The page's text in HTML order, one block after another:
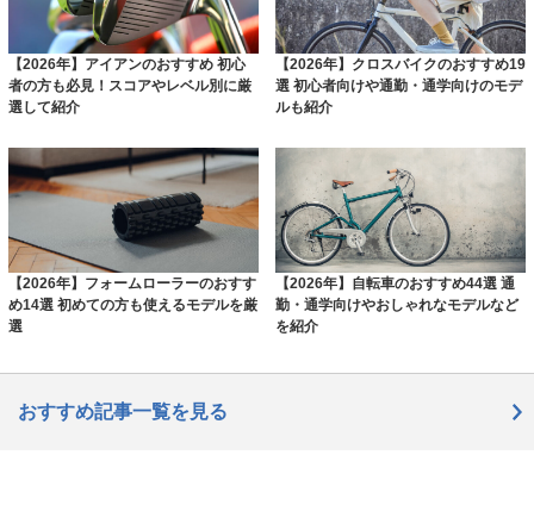
【2026年】アイアンのおすすめ 初心
者の方も必見！スコアやレベル別に厳
選して紹介
【2026年】クロスバイクのおすすめ19
選 初心者向けや通勤・通学向けのモデ
ルも紹介
【2026年】フォームローラーのおすす
め14選 初めての方も使えるモデルを厳
選
【2026年】自転車のおすすめ44選 通
勤・通学向けやおしゃれなモデルなど
を紹介
おすすめ記事一覧を見る